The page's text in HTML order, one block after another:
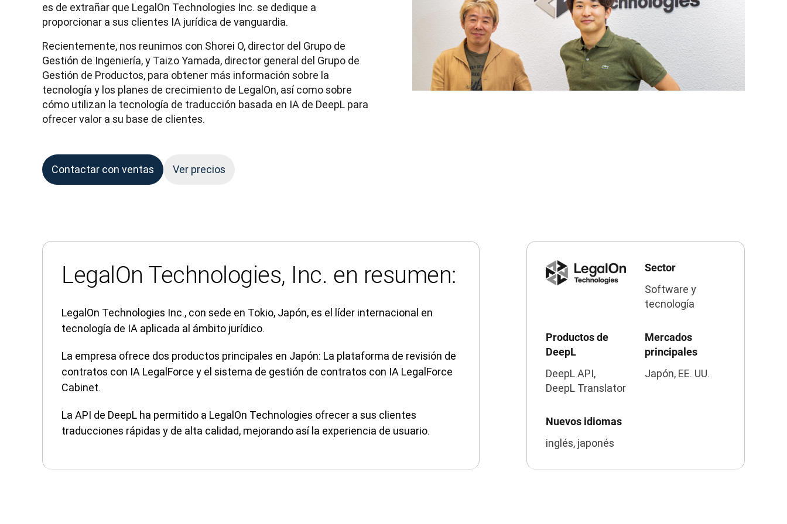
es de extrañar que LegalOn Technologies Inc. se dedique a
proporcionar a sus clientes IA jurídica de vanguardia.
Recientemente, nos reunimos con Shorei O, director del Grupo de
Gestión de Ingeniería, y Taizo Yamada, director general del Grupo de
Gestión de Productos, para obtener más información sobre la
tecnología y los planes de crecimiento de LegalOn, así como sobre
cómo utilizan la tecnología de traducción basada en IA de DeepL para
ofrecer valor a su base de clientes.
Contactar con ventas Ver precios
LegalOn Technologies, Inc. en resumen:
LegalOn Technologies Inc., con sede en Tokio, Japón, es el líder internacional en
tecnología de IA aplicada al ámbito jurídico.
La empresa ofrece dos productos principales en Japón: La plataforma de revisión de
contratos con IA LegalForce y el sistema de gestión de contratos con IA LegalForce
Cabinet.
La API de DeepL ha permitido a LegalOn Technologies ofrecer a sus clientes
traducciones rápidas y de alta calidad, mejorando así la experiencia de usuario.
Sector
Software y
tecnología
Productos de
DeepL
DeepL API,
DeepL Translator
Mercados
principales
Japón, EE. UU.
Nuevos idiomas
inglés, japonés